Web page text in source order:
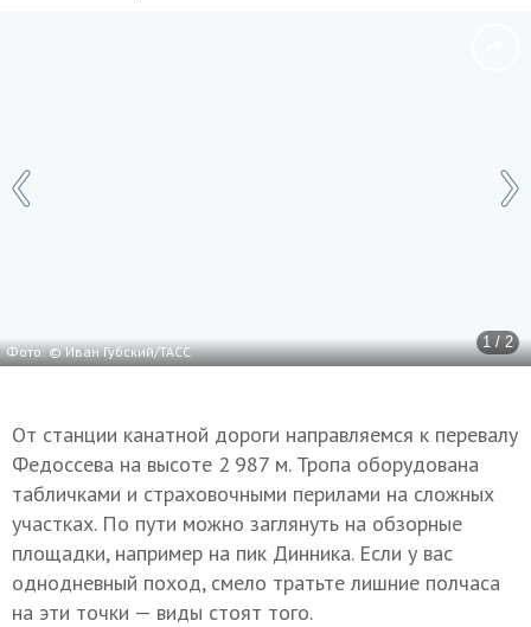
1 / 2
Фото: © Иван Губский/ТАСС
От станции канатной дороги направляемся к перевалу
Федоссева на высоте 2 987 м. Тропа оборудована
табличками и страховочными перилами на сложных
участках. По пути можно заглянуть на обзорные
площадки, например на пик Динника. Если у вас
однодневный поход, смело тратьте лишние полчаса
на эти точки — виды стоят того.